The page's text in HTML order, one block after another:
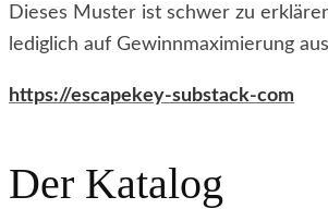
Dieses Muster ist schwer zu
lediglich auf Gewinnmaximierung
https://escapekey-substack-com
Der Katalog